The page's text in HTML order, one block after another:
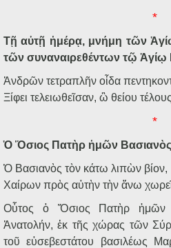
*
Τῇ αὐτῇ ἡμέρᾳ, μνήμη τῶν
τῶν συναναιρεθέντων τῷ
Ἀνδρῶν τετραπλῆν οἶδα πεντηκο
Ξίφει τελειωθεῖσαν, ὢ θείου
*
Ὁ Ὅσιος Πατὴρ ἡμῶν Βασιανὸς
Ὁ Βασιανὸς τὸν κάτω λιπὼν βίον,
Χαίρων πρὸς αὐτὴν τὴν ἄνω
Οὗτος ὁ Ὅσιος Πατὴρ ἡμῶν
Ἀνατολήν, ἐκ τῆς χώρας τῶν
τοῦ εὐσεβεστάτου βασιλέως